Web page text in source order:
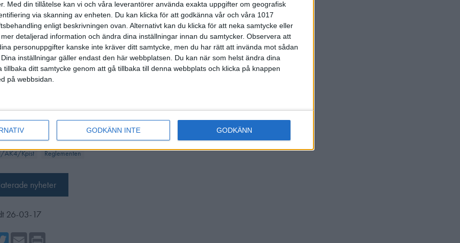
Med din tillåtelse kan vi och våra leverantörer använda exakta uppgifter om geografisk
via skanning av enheten. Du kan klicka för att godkänna vår och våra 1017
enligt beskrivningen ovan. Alternativt kan du klicka för att neka samtycke eller
detaljerad information och ändra dina inställningar innan du samtycker. Observera att
personuppgifter kanske inte kräver ditt samtycke, men du har rätt att invända mot sådan
inställningar gäller endast den här webbplatsen. Du kan när som helst ändra dina
tillbaka ditt samtycke genom att gå tillbaka till denna webbplats och klicka på knappen
på webbsidan.
GODKÄNN INTE GODKÄNN
Gevär, har längre tillbaka i tiden funnits i en annan form.
under moment ”14 Ändringar och rättelser”, finns som vanligt
nyheter och justeringar som gjorts.
skytte (SvSF regelbok) (2026-03-02)
- SvSF Regelbok Nationellt Skytte
(2026-03-02)
AK4/Kpist Reglementen
nyheter
26-03-17
TwitterEmail